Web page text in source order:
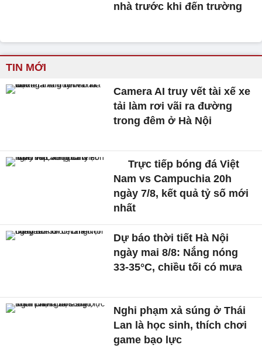
nhà trước khi đến trường
TIN MỚI
Camera AI truy vết tài xế xe
tải làm rơi vãi ra đường
trong đêm ở Hà Nội
Trực tiếp bóng đá Việt
Nam vs Campuchia 20h
ngày 7/8, kết quả tỷ số mới
nhất
Dự báo thời tiết Hà Nội
ngày mai 8/8: Nắng nóng
33-35°C, chiều tối có mưa
Nghi phạm xả súng ở Thái
Lan là học sinh, thích chơi
game bạo lực